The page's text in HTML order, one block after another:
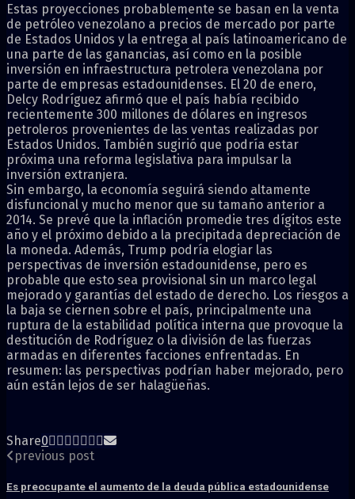
Estas proyecciones probablemente se basan en la venta
de petróleo venezolano a precios de mercado por parte
de Estados Unidos y la entrega al país latinoamericano de
una parte de las ganancias, así como en la posible
inversión en infraestructura petrolera venezolana por
parte de empresas estadounidenses. El 20 de enero,
Delcy Rodríguez afirmó que el país había recibido
recientemente 300 millones de dólares en ingresos
petroleros provenientes de las ventas realizadas por
Estados Unidos. También sugirió que podría estar
próxima una reforma legislativa para impulsar la
inversión extranjera.
Sin embargo, la economía seguirá siendo altamente
disfuncional y mucho menor que su tamaño anterior a
2014. Se prevé que la inflación promedie tres dígitos este
año y el próximo debido a la precipitada depreciación de
la moneda. Además, Trump podría elogiar las
perspectivas de inversión estadounidense, pero es
probable que esto sea provisional sin un marco legal
mejorado y garantías del estado de derecho. Los riesgos a
la baja se ciernen sobre el país, principalmente una
ruptura de la estabilidad política interna que provoque la
destitución de Rodríguez o la división de las fuerzas
armadas en diferentes facciones enfrentadas. En
resumen: las perspectivas podrían haber mejorado, pero
aún están lejos de ser halagüeñas.
Share0
previous post
Es preocupante el aumento de la deuda pública estadounidense